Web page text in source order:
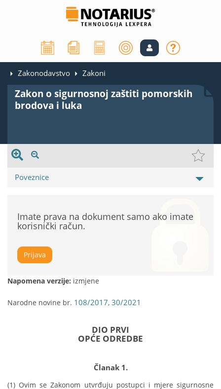
Zakonodavstvo Zakoni
Zakon o sigurnosnoj zaštiti pomorskih
brodova i luka
Poveznice
Imate prava na dokument samo ako imate
korisnički račun.
Prijava
Napomena verzije: izmjene
Narodne novine br. 108/2017, 30/2021
DIO PRVI
OPĆE ODREDBE
Članak 1.
(1) Ovim se Zakonom utvrđuju postupci i mjere sigurnosne